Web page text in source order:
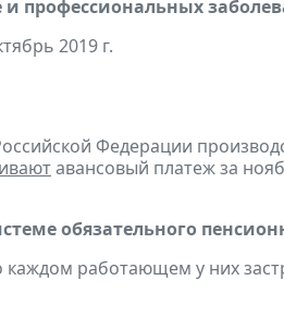
и профессиональных
2019 г.
Федерации
авансовый платеж за
обязательного
каждом работающем у них